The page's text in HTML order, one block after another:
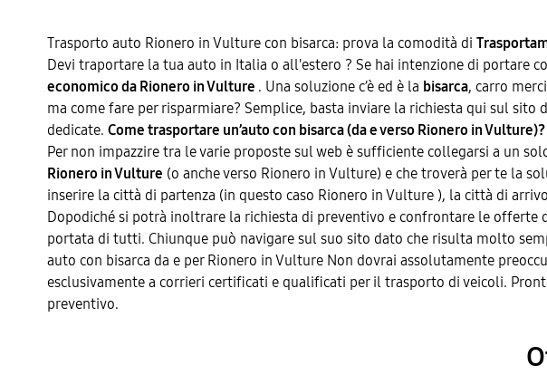
Trasporto auto Rionero in Vulture con bisarca: prova la comodità di
Devi traportare la tua auto in Italia o all'estero ? Se hai intenzione di portare
economico da Rionero in Vulture . Una soluzione c’è ed è la bisarca, carro
ma come fare per risparmiare? Semplice, basta inviare la richiesta qui sul sito
dedicate. Come trasportare un’auto con bisarca (da e verso Rionero in Vulture)?
Per non impazzire tra le varie proposte sul web è sufficiente collegarsi a un
Rionero in Vulture (o anche verso Rionero in Vulture) e che troverà per te la
inserire la città di partenza (in questo caso Rionero in Vulture ), la città di
Dopodiché si potrà inoltrare la richiesta di preventivo e confrontare le offerte
portata di tutti. Chiunque può navigare sul suo sito dato che risulta molto
auto con bisarca da e per Rionero in Vulture Non dovrai assolutamente
esclusivamente a corrieri certificati e qualificati per il trasporto di veicoli.
preventivo.